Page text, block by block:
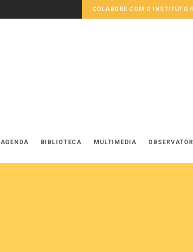
COLABORE COM O INSTITUTO
AGENDA BIBLIOTECA MULTIMEDIA